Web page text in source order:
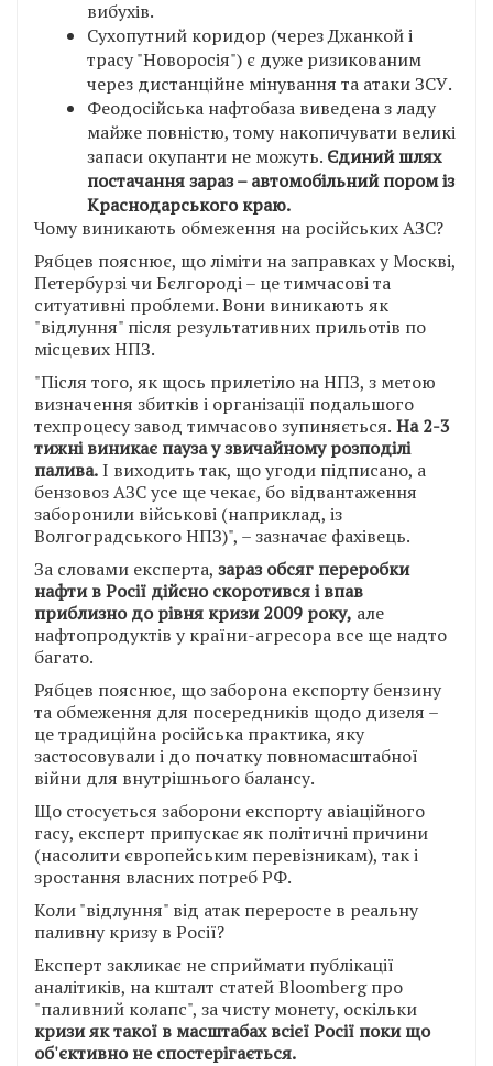
вибухів.
Сухопутний коридор (через Джанкой і
трасу "Новоросія") є дуже ризикованим
через дистанційне мінування та атаки ЗСУ.
Феодосійська нафтобаза виведена з ладу
майже повністю, тому накопичувати великі
запаси окупанти не можуть. Єдиний шлях
постачання зараз – автомобільний пором із
Краснодарського краю.
Чому виникають обмеження на російських АЗС?
Рябцев пояснює, що ліміти на заправках у Москві,
Петербурзі чи Бєлгороді – це тимчасові та
ситуативні проблеми. Вони виникають як
"відлуння" після результативних прильотів по
місцевих НПЗ.
"Після того, як щось прилетіло на НПЗ, з метою
визначення збитків і організації подальшого
техпроцесу завод тимчасово зупиняється. На 2-3
тижні виникає пауза у звичайному розподілі
палива.І виходить так, що угоди підписано, а
бензовоз АЗС усе ще чекає, бо відвантаження
заборонили військові (наприклад, із
Волгоградського НПЗ)", – зазначає фахівець.
За словами експерта, зараз обсяг переробки
нафти в Росії дійсно скоротився і впав
приблизно до рівня кризи 2009 року, але
нафтопродуктів у країни-агресора все ще надто
багато.
Рябцев пояснює, що заборона експорту бензину
та обмеження для посередників щодо дизеля –
це традиційна російська практика, яку
застосовували і до початку повномасштабної
війни для внутрішнього балансу.
Що стосується заборони експорту авіаційного
гасу, експерт припускає як політичні причини
(насолити європейським перевізникам), так і
зростання власних потреб РФ.
Коли "відлуння" від атак переросте в реальну
паливну кризу в Росії?
Експерт закликає не сприймати публікації
аналітиків, на кшталт статей Bloomberg про
"паливний колапс", за чисту монету, оскільки
кризи як такої в масштабах всієї Росії поки що
об'єктивно не спостерігається.